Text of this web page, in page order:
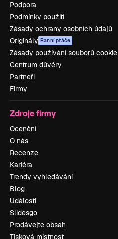
Podpora
Podmínky použití
Zásady ochrany osobních údajů
Originály Ranní ptáče
Zásady používání souborů cookie
Centrum důvěry
Partneři
Firmy
Zdroje firmy
Ocenění
O nás
Recenze
Kariéra
Trendy vyhledávání
Blog
Události
Slidesgo
Prodávejte obsah
Tisková místnost